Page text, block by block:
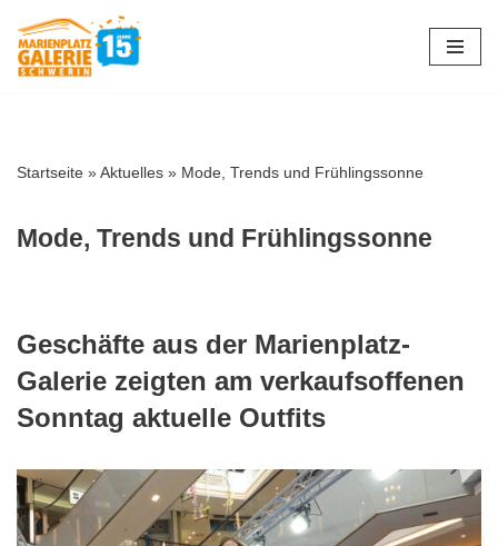
Zum
Startseite »Aktuelles » Mode, Trends und Frühlingssonne
Mode, Trends und Frühlingssonne
Geschäfte aus der Marienplatz-
Galerie zeigten am verkaufsoffenen
Sonntag aktuelle Outfits